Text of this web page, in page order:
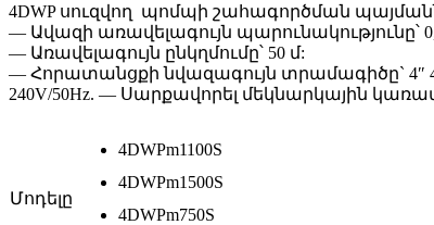
4DWP սուզվող պոմպի շահագործման
— Ավազի առավելագույն պարունակությունը՝
— Առավելագույն ընկղմումը՝ 50 մ:
— Հորատանցքի նվազագույն տրամագիծը` 4″
240V/50Hz. — Սարքավորել մեկնարկային
Մոդելը
4DWPm1100S
4DWPm1500S
4DWPm750S